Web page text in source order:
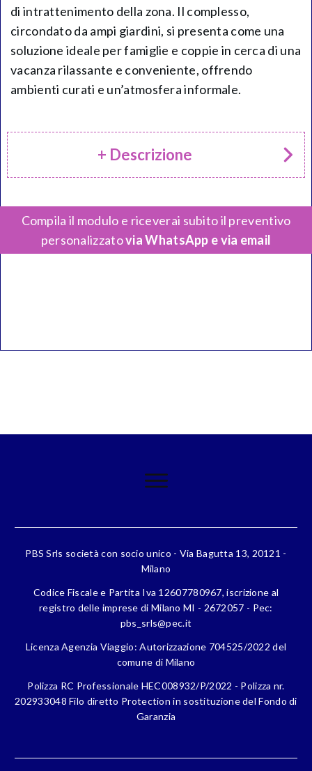
di intrattenimento della zona. Il complesso,
circondato da ampi giardini, si presenta come una
soluzione ideale per famiglie e coppie in cerca di una
vacanza rilassante e conveniente, offrendo
ambienti curati e un’atmosfera informale.
+ Descrizione
Compila il modulo e riceverai subito il preventivo
personalizzatovia WhatsApp e via email
PBS Srls società con socio unico - Via Bagutta 13, 20121 -
Milano
Codice Fiscale e Partita Iva 12607780967, iscrizione al
registro delle imprese di Milano MI - 2672057 - Pec:
pbs_srls@pec.it
Licenza Agenzia Viaggio: Autorizzazione 704525/2022 del
comune di Milano
Polizza RC Professionale HEC008932/P/2022 - Polizza nr.
202933048 Filo diretto Protection in sostituzione del Fondo di
Garanzia